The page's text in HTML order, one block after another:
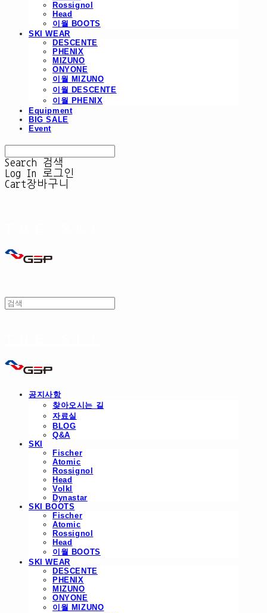
Rossignol
Head
이월 BOOTS
SKI WEAR
DESCENTE
PHENIX
MIZUNO
ONYONE
이월 MIZUNO
이월 DESCENTE
이월 PHENIX
Equipment
BIG SALE
Event
Search
검색
Log In
로그인
Cart장바구니
공지사항
찾아오시는 길
자료실
BLOG
Q&A
SKI
Fischer
Atomic
Rossignol
Head
Volkl
Dynastar
SKI BOOTS
Fischer
Atomic
Rossignol
Head
이월 BOOTS
SKI WEAR
DESCENTE
PHENIX
MIZUNO
ONYONE
이월 MIZUNO